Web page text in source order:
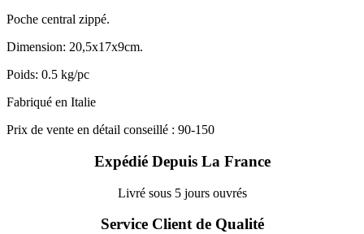
Poche central zippé.
Dimension: 20,5x17x9cm.
Poids: 0.5 kg/pc
Fabriqué en Italie
Prix de vente en détail conseillé : 90-150
Expédié Depuis La France
Livré sous 5 jours ouvrés
Service Client de Qualité